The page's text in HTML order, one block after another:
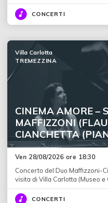
CONCERTI
CINEMA AMORE –
MAFFIZZONI
CIANCHETTA
Villa Carlotta
TREMEZZINA
Ven 28/08/2026 ore 18:30
Concerto del Duo Maffizzoni-
visita di Villa Carlotta (Museo e
CONCERTI